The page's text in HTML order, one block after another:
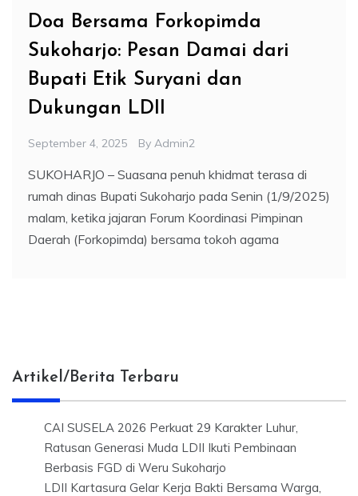
Doa Bersama Forkopimda
Sukoharjo: Pesan Damai dari
Bupati Etik Suryani dan
Dukungan LDII
September 4, 2025 By Admin2
SUKOHARJO – Suasana penuh khidmat terasa di
rumah dinas Bupati Sukoharjo pada Senin (1/9/2025)
malam, ketika jajaran Forum Koordinasi Pimpinan
Daerah (Forkopimda) bersama tokoh agama
Artikel/Berita Terbaru
CAI SUSELA 2026 Perkuat 29 Karakter Luhur,
Ratusan Generasi Muda LDII Ikuti Pembinaan
Berbasis FGD di Weru Sukoharjo
LDII Kartasura Gelar Kerja Bakti Bersama Warga,